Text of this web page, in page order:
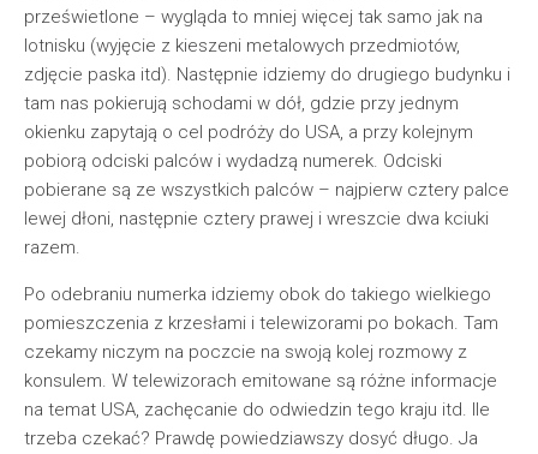
prześwietlone – wygląda to mniej więcej tak samo jak na
lotnisku (wyjęcie z kieszeni metalowych przedmiotów,
zdjęcie paska itd). Następnie idziemy do drugiego budynku i
tam nas pokierują schodami w dół, gdzie przy jednym
okienku zapytają o cel podróży do USA, a przy kolejnym
pobiorą odciski palców i wydadzą numerek. Odciski
pobierane są ze wszystkich palców – najpierw cztery palce
lewej dłoni, następnie cztery prawej i wreszcie dwa kciuki
razem.
Po odebraniu numerka idziemy obok do takiego wielkiego
pomieszczenia z krzesłami i telewizorami po bokach. Tam
czekamy niczym na poczcie na swoją kolej rozmowy z
konsulem. W telewizorach emitowane są różne informacje
na temat USA, zachęcanie do odwiedzin tego kraju itd. Ile
trzeba czekać? Prawdę powiedziawszy dosyć długo. Ja